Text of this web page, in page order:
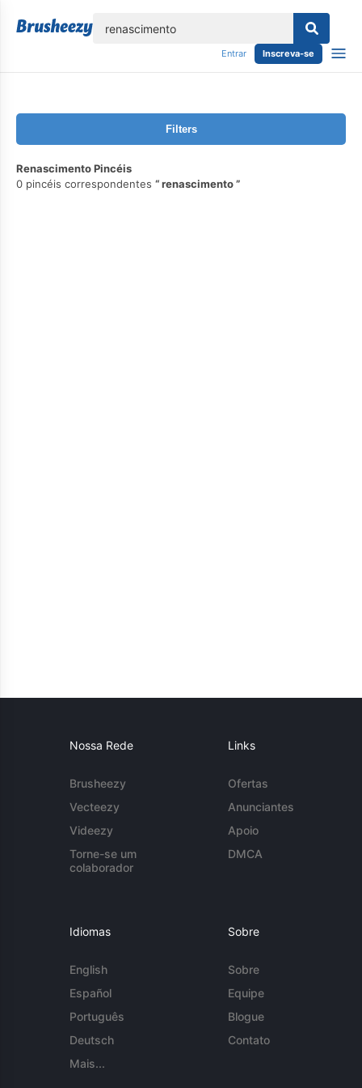
Entrar Inscreva-se
Filters
Renascimento Pincéis
0 pincéis correspondentes
renascimento
Nossa Rede
Brusheezy
Vecteezy
Videezy
Torne-se um
colaborador
Links
Ofertas
Anunciantes
Apoio
DMCA
Idiomas
English
Español
Português
Deutsch
Mais...
Sobre
Sobre
Equipe
Blogue
Contato